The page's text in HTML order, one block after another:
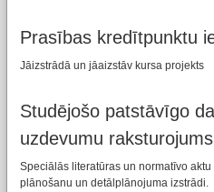
Prasības kredītpunktu
Jāizstrādā un jāaizstāv kursa projekts
Studējošo patstāvīgo
uzdevumu raksturojums
Speciālās literatūras un normatīvo
plānošanu un detālplānojuma izstrādi.